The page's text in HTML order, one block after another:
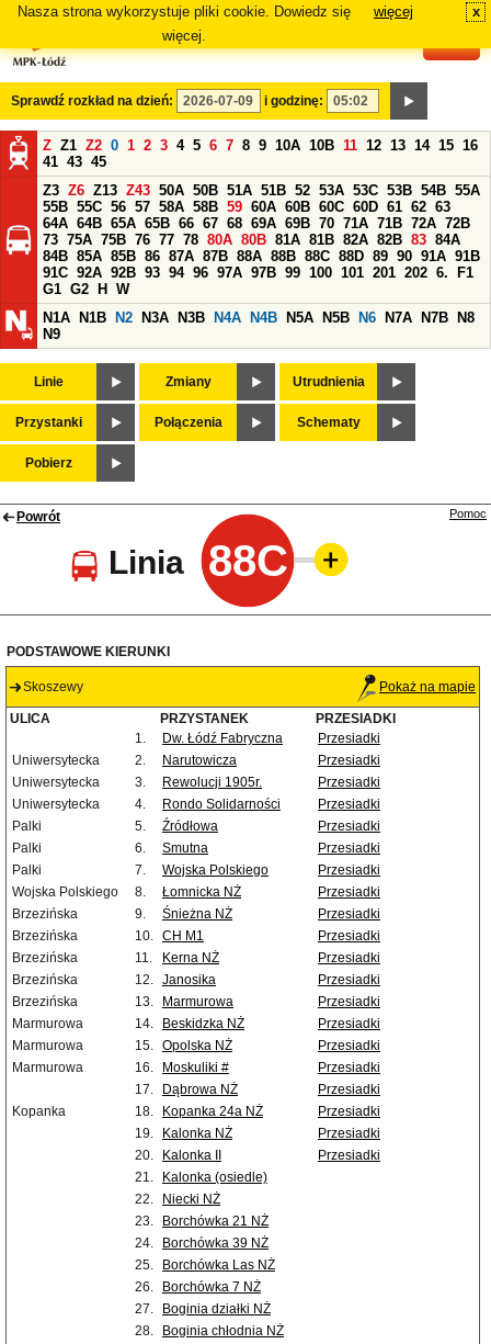
Nasza strona wykorzystuje pliki cookie. Dowiedz się
więcej.
więcej x
Sprawdź rozkład na dzień: i godzinę:
Z Z1 Z2 0 1 2 3 4 5 6 7 8 9 10A 10B 11 12 13 14 15 16
41 43 45
Z3 Z6 Z13 Z43 50A 50B 51A 51B 52 53A 53C 53B 54B 55A
55B 55C 56 57 58A 58B 59 60A 60B 60C 60D 61 62 63
64A 64B 65A 65B 66 67 68 69A 69B 70 71A 71B 72A 72B
73 75A 75B 76 77 78 80A 80B 81A 81B 82A 82B 83 84A
84B 85A 85B 86 87A 87B 88A 88B 88C 88D 89 90 91A 91B
91C 92A 92B 93 94 96 97A 97B 99 100 101 201 202 6.
F1
G1 G2 H
W
N1A
N1B N2 N3A N3B N4A N4B N5A N5B N6 N7A N7B
N8
N9
Linie Zmiany Utrudnienia
Przystanki Połączenia Schematy
Pobierz
Powrót
Linia 88C
Pomoc
PODSTAWOWE KIERUNKI
Skoszewy Pokaż na mapie
ULICA PRZYSTANEK
PRZESIADKI
1.
Dw. Łódź Fabryczna
Przesiadki
Uniwersytecka
2. Narutowicza
Przesiadki
Uniwersytecka
3. Rewolucji 1905r.
Przesiadki
Uniwersytecka
4. Rondo Solidarności
Przesiadki
Palki
5. Źródłowa
Przesiadki
Palki
6. Smutna
Przesiadki
Palki
7. Wojska Polskiego
Przesiadki
Wojska Polskiego
8. Łomnicka NŻ
Przesiadki
Brzezińska
9. Śnieżna NŻ
Przesiadki
Brzezińska
10. CH M1
Przesiadki
Brzezińska
11. Kerna NŻ
Przesiadki
Brzezińska
12. Janosika
Przesiadki
Brzezińska
13. Marmurowa
Przesiadki
Marmurowa
14. Beskidzka NŻ
Przesiadki
Marmurowa
15. Opolska NŻ
Przesiadki
Marmurowa
16. Moskuliki #
Przesiadki
17.
Dąbrowa NŻ
Przesiadki
Kopanka
18. Kopanka 24a NŻ
Przesiadki
19.
Kalonka NŻ
Przesiadki
20.
Kalonka II
Przesiadki
21.
Kalonka (osiedle)
22.
Niecki NŻ
23.
Borchówka 21 NŻ
24.
Borchówka 39 NŻ
25.
Borchówka Las NŻ
26.
Borchówka 7 NŻ
27.
Boginia działki NŻ
28.
Boginia chłodnia NŻ